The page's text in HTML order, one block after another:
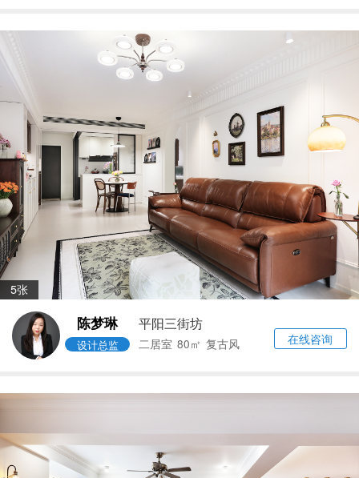
5张
陈梦琳
设计总监
平阳三街坊
二居室 80㎡ 复古风 在线咨询